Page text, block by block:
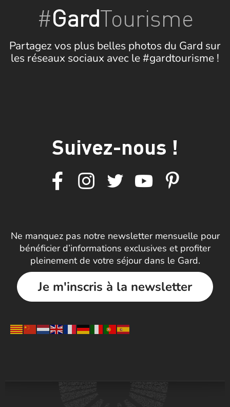
#GardTourisme
Partagez vos plus belles photos du Gard sur
les réseaux sociaux avec le #gardtourisme !
Suivez-nous !
Ne manquez pas notre newsletter mensuelle pour
bénéficier d’informations exclusives et profiter
pleinement de votre séjour dans le Gard.
Je m'inscris à la newsletter